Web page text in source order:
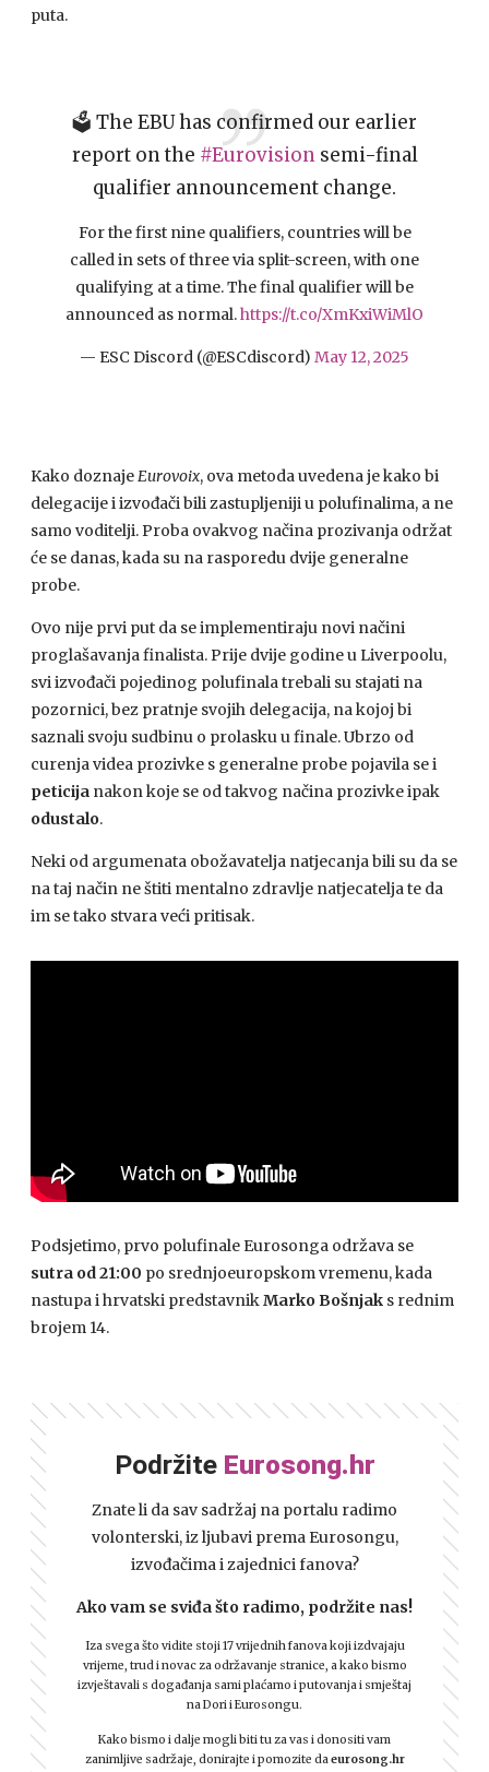
puta.
🗳️ The EBU has confirmed our earlier
report on the #Eurovisionsemi-final
qualifier announcement change.
For the first nine qualifiers, countries will be
called in sets of three via split-screen, with one
qualifying at a time. The final qualifier will be
announced as normal.https://t.co/XmKxiWiMlO
— ESC Discord (@ESCdiscord) May 12, 2025
Kako doznajeEurovoix, ova metoda uvedena je kako bi
delegacije i izvođači bili zastupljeniji u polufinalima, a ne
samo voditelji. Proba ovakvog načina prozivanja održat
će se danas, kada su na rasporedu dvije generalne
probe.
Ovo nije prvi put da se implementiraju novi načini
proglašavanja finalista. Prije dvije godine u Liverpoolu,
svi izvođači pojedinog polufinala trebali su stajati na
pozornici, bez pratnje svojih delegacija, na kojoj bi
saznali svoju sudbinu o prolasku u finale. Ubrzo od
curenja videa prozivke s generalne probe pojavila se i
peticija nakon koje se od takvog načina prozivke ipak
odustalo.
Neki od argumenata obožavatelja natjecanja bili su da se
na taj način ne štiti mentalno zdravlje natjecatelja te da
im se tako stvara veći pritisak.
Podsjetimo, prvo polufinale Eurosonga održava se
sutra od 21:00 po srednjoeuropskom vremenu, kada
nastupa i hrvatski predstavnikMarko Bošnjak s rednim
brojem 14.
Podržite Eurosong.hr
Znate li da sav sadržaj na portalu radimo
volonterski, iz ljubavi prema Eurosongu,
izvođačima i zajednici fanova?
Ako vam se sviđa što radimo, podržite nas!
Iza svega što vidite stoji 17 vrijednih fanova koji izdvajaju
vrijeme, trud i novac za održavanje stranice, a kako bismo
izvještavali s događanja sami plaćamo i putovanja i smještaj
na Dori i Eurosongu.
Kako bismo i dalje mogli biti tu za vas i donositi vam
zanimljive sadržaje, donirajte i pomozite daeurosong.hr